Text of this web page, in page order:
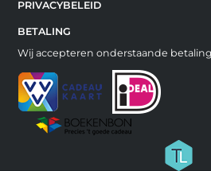
PRIVACYBELEID
BETALING
Wij accepteren onderstaande